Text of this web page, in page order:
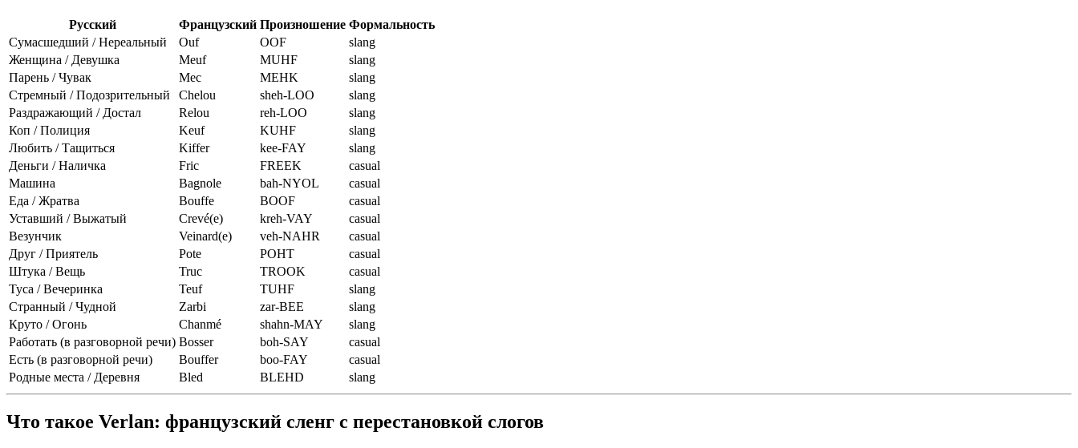
Русский Французский Произношение Формальность
Сумасшедший / Нереальный
Ouf OOF
slang
Женщина / Девушка
Meuf MUHF
slang
Парень / Чувак
Mec MEHK
slang
Стремный / Подозрительный
Chelou sheh-LOO
slang
Раздражающий / Достал
Relou reh-LOO
slang
Коп / Полиция
Keuf KUHF
slang
Любить / Тащиться
Kiffer kee-FAY
slang
Деньги / Наличка
Fric FREEK
casual
Машина
Bagnole bah-NYOL
casual
Еда / Жратва
Bouffe BOOF
casual
Уставший / Выжатый
Crevé(e) kreh-VAY
casual
Везунчик
Veinard(e) veh-NAHR
casual
Друг / Приятель
Pote POHT
casual
Штука / Вещь
Truc TROOK
casual
Туса / Вечеринка
Teuf TUHF
slang
Странный / Чудной
Zarbi zar-BEE
slang
Круто / Огонь
Chanmé shahn-MAY
slang
Работать (в разговорной речи) Bosser boh-SAY
casual
Есть (в разговорной речи)
Bouffer boo-FAY
casual
Родные места / Деревня
Bled BLEHD slang
Что такое Verlan: французский сленг с перестановкой слогов